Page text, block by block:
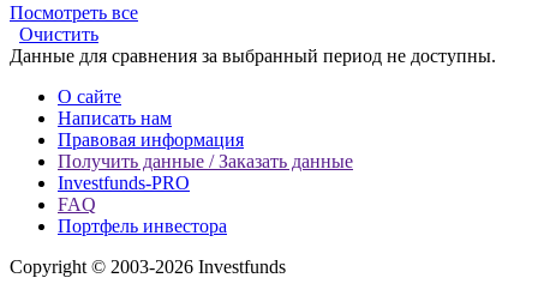
Посмотреть все
Очистить
Данные для сравнения за выбранный период не доступны.
О сайте
Написать нам
Правовая информация
Получить данные / Заказать данные
Investfunds-PRO
FAQ
Портфель инвестора
Copyright © 2003-2026 Investfunds